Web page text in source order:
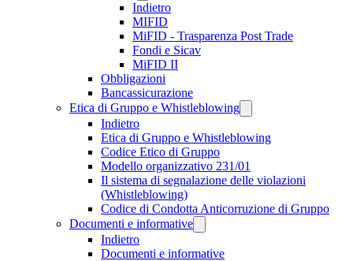
Indietro
MIFID
MiFID - Trasparenza Post Trade
Fondi e Sicav
MiFID II
Obbligazioni
Bancassicurazione
Etica di Gruppo e Whistleblowing
Indietro
Etica di Gruppo e Whistleblowing
Codice Etico di Gruppo
Modello organizzativo 231/01
Il sistema di segnalazione delle violazioni
(Whistleblowing)
Codice di Condotta Anticorruzione di Gruppo
Documenti e informative
Indietro
Documenti e informative